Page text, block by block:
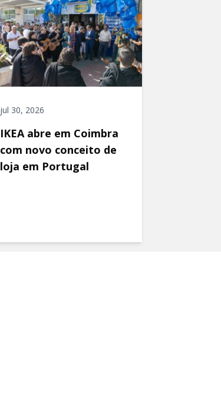
jul 30, 2026
IKEA abre em Coimbra
com novo conceito de
loja em Portugal